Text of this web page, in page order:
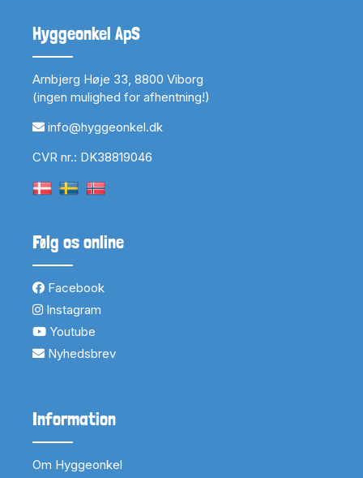
Hyggeonkel ApS
Arnbjerg Høje 33, 8800 Viborg
(ingen mulighed for afhentning!)
info@hyggeonkel.dk
CVR nr.: DK38819046
Følg os online
Facebook
Instagram
Youtube
Nyhedsbrev
Information
Om Hyggeonkel